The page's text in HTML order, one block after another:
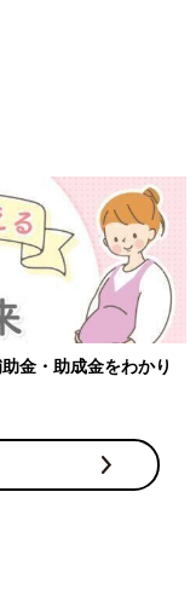
をわかり
【ワクチ